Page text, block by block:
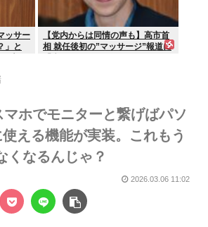
ッサー
」と
【党内からは同情の声も】高市首
相 就任後初の”マッサージ”報道に
ホでモニターと繋げばパソ
える機能が実装。これもう
なるんじゃ？
2026.03.06 11:02